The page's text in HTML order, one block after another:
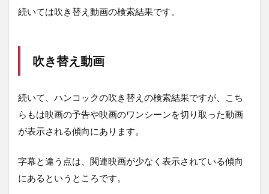
続いては吹き替え動画の検索結果です。
吹き替え動画
続いて、ハンコックの吹き替えの検索結果ですが、こち
らもは映画の予告や映画のワンシーンを切り取った動画
が表示される傾向にあります。
字幕と違う点は、関連映画が少なく表示されている傾向
にあるというところです。